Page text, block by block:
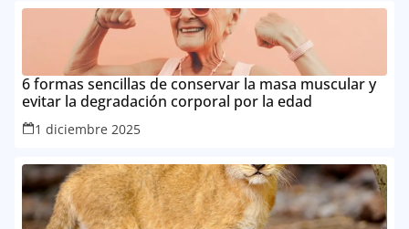
6 formas sencillas de conservar la masa muscular y
evitar la degradación corporal por la edad
1 diciembre 2025